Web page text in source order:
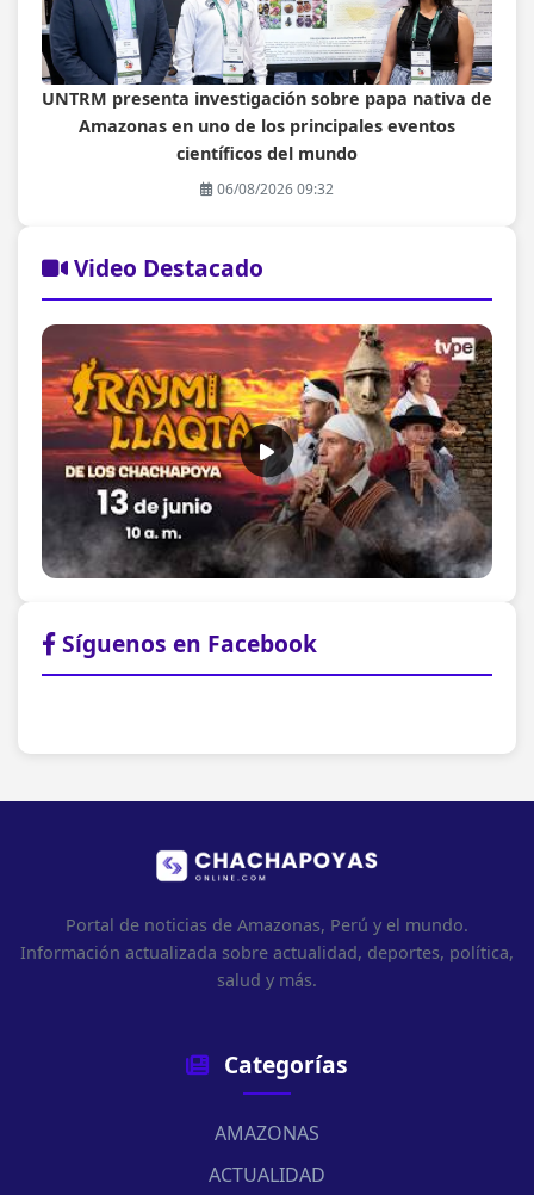
UNTRM presenta investigación sobre papa nativa de
Amazonas en uno de los principales eventos
científicos del mundo
06/08/2026 09:32
Video Destacado
Síguenos en Facebook
Portal de noticias de Amazonas, Perú y el mundo.
Información actualizada sobre actualidad, deportes, política,
salud y más.
Categorías
AMAZONAS
ACTUALIDAD